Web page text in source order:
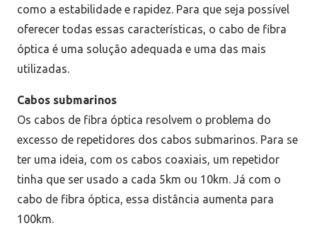
como a estabilidade e rapidez. Para que seja possível
oferecer todas essas características, o cabo de fibra
óptica é uma solução adequada e uma das mais
utilizadas.
Cabos submarinos
Os cabos de fibra óptica resolvem o problema do
excesso de repetidores dos cabos submarinos. Para se
ter uma ideia, com os cabos coaxiais, um repetidor
tinha que ser usado a cada 5km ou 10km. Já com o
cabo de fibra óptica, essa distância aumenta para
100km.